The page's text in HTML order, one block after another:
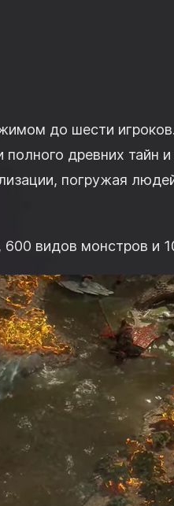
до шести
древних тайн
погружая
видов монстров и